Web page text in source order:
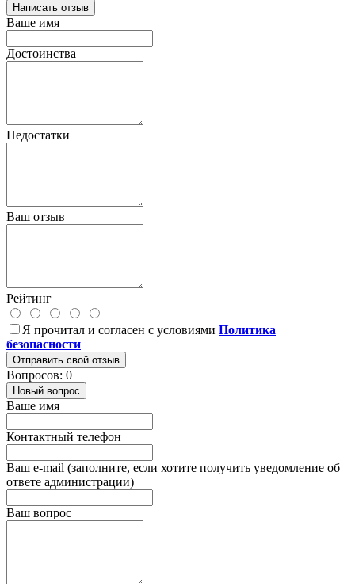
Написать отзыв
Ваше имя
Достоинства
Недостатки
Ваш отзыв
Рейтинг
Я прочитал и согласен с условиями Политика
безопасности
Отправить свой отзыв
Вопросов: 0
Новый вопрос
Ваше имя
Контактный телефон
Ваш e-mail (заполните, если хотите получить уведомление об
ответе администрации)
Ваш вопрос